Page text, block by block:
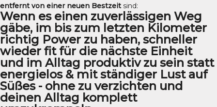
entfernt von einer neuen Bestzeitsind:
Wenn es einen zuverlässigen Weg
gäbe, im bis zum letzten Kilometer
richtig Power zu haben, schneller
wieder fit für die nächste Einheit
und im Alltag produktiv zu sein statt
energielos & mit ständiger Lust auf
Süßes - ohne zu verzichten und
deinen Alltag komplett